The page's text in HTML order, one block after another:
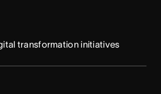
transformation initiatives